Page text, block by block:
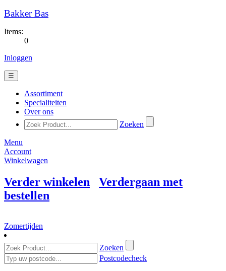
Bakker Bas
Items:
0
Inloggen
☰
Assortiment
Specialiteiten
Over ons
Zoeken
Menu
Account
Winkelwagen
Verder winkelen
Verdergaan met
bestellen
Zomertijden
Zoeken
Postcodecheck